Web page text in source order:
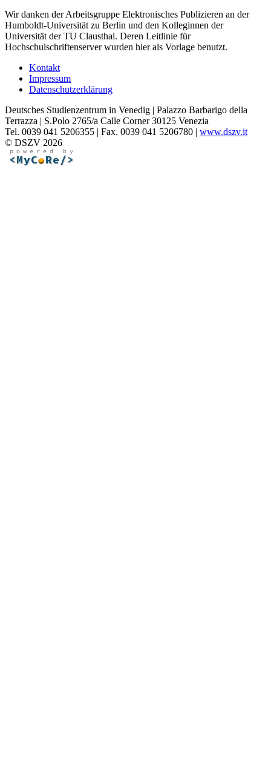
Wir danken der Arbeitsgruppe Elektronisches Publizieren an der
Humboldt-Universität zu Berlin und den Kolleginnen der
Universität der TU Clausthal. Deren Leitlinie für
Hochschulschriftenserver wurden hier als Vorlage benutzt.
Kontakt
Impressum
Datenschutzerklärung
Deutsches Studienzentrum in Venedig | Palazzo Barbarigo della
Terrazza | S.Polo 2765/a Calle Corner 30125 Venezia
Tel. 0039 041 5206355 | Fax. 0039 041 5206780 | www.dszv.it
© DSZV 2026